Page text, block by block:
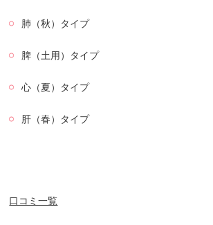
肺（秋）タイプ
脾（土用）タイプ
心（夏）タイプ
肝（春）タイプ
口コミ一覧